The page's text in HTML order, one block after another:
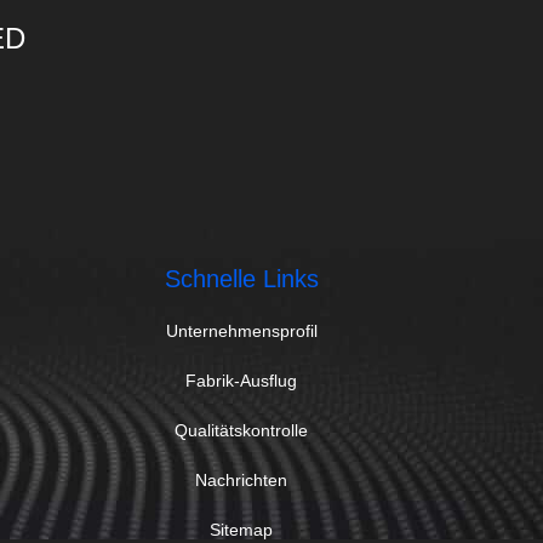
Schnelle Links
Unternehmensprofil
Fabrik-Ausflug
Qualitätskontrolle
Nachrichten
Sitemap